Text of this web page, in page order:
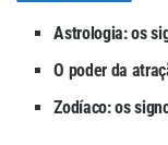
Astrologia: os
O poder da
Zodíaco: os